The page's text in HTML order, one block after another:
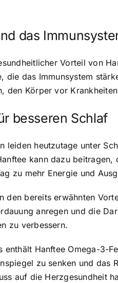
das
Vorteil von
die das Immunsystem
den Körper vor
besseren Schlaf
leiden heutzutage unter
kann dazu
zu mehr Energie und
den bereits erwähnten
anregen und die
zu verbessern.
enthält Hanftee Omega-3-
zu senken und das
auf die Herzgesundheit